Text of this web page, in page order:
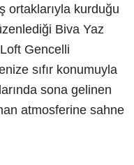
ortaklarıyla kurduğu
Biva Yaz
Loft Gencelli
sıfır konumuyla
sona gelinen
atmosferine sahne